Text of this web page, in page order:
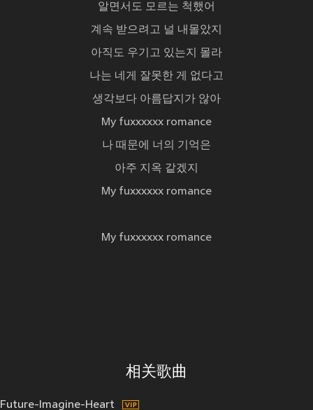
알면서도 모르는 척했어
계속 받으려고 널 내몰았지
아직도 우기고 있는지 몰라
나는 네게 잘못한 게 없다고
생각보다 아름답지가 않아
My fuxxxxxx romance
나 때문에 너의 기억은
아주 지옥 같겠지
My fuxxxxxx romance
My fuxxxxxx romance
相关歌曲
Future-Imagine-Heart